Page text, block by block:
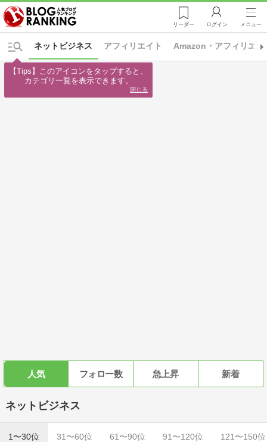
リーダー ログイン メニュー
アフィリエイト Amazon・アフィリエイ
ネットビジネス
人気 フォロー数 急上昇 新着
ネットビジネス
1〜30位 31〜60位 61〜90位 91〜120位 121〜150位
【Tips】このアイコンをタップすると、
カテゴリ一覧を表示できます。
閉じる